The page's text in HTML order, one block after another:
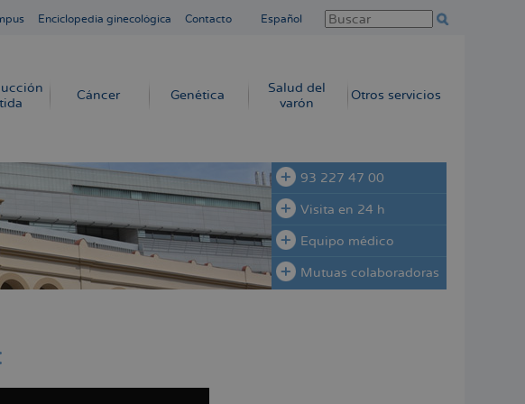
Enciclopedia ginecológica Contacto Español
Cáncer Genética
Salud del
varón
Otros servicios
93 227 47 00
Visita en 24 h
Equipo médico
Mutuas colaboradoras